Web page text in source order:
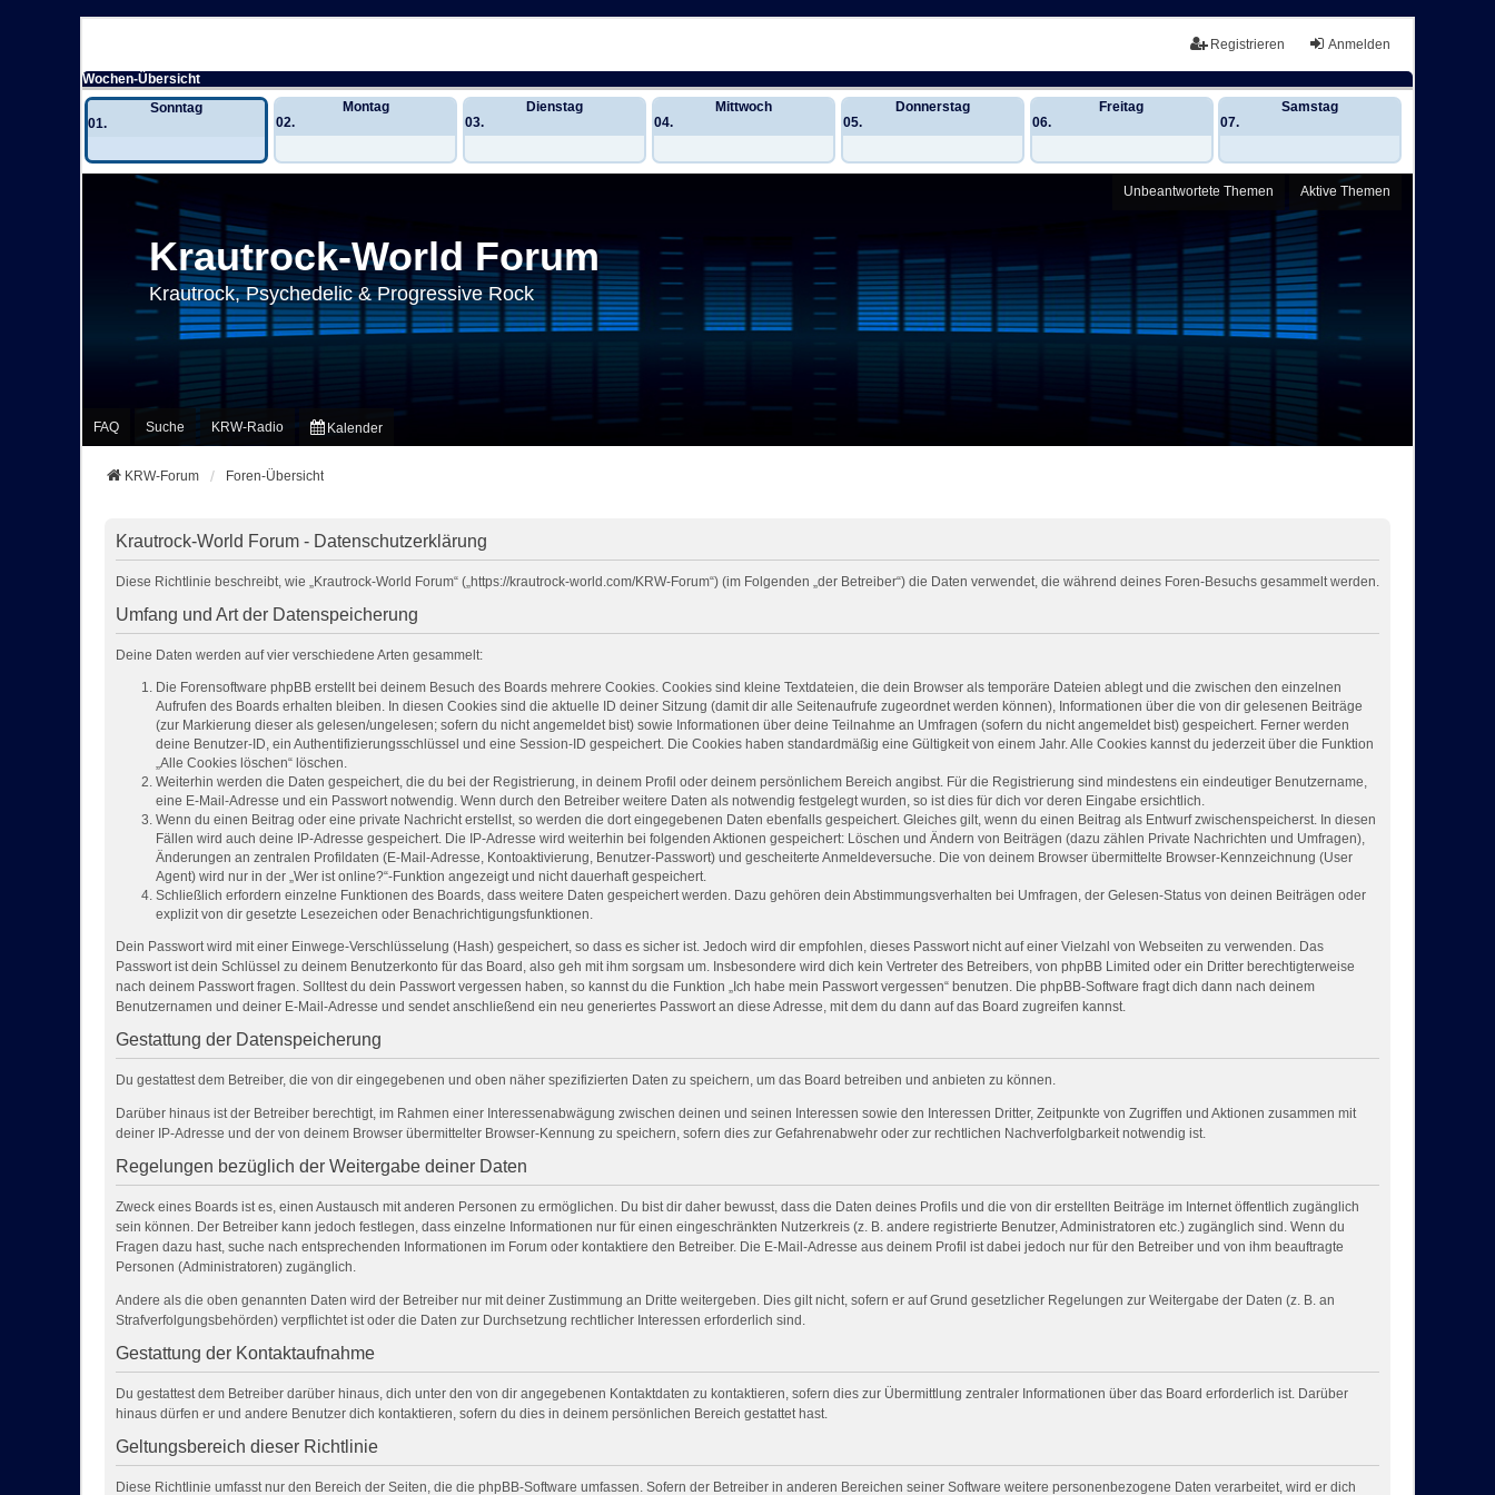
Anmelden
Registrieren
Wochen-Übersicht
Sonntag
01.
Montag
02.
Dienstag
03.
Mittwoch
04.
Donnerstag
05.
Freitag
06.
Samstag
07.
Unbeantwortete Themen Aktive Themen
Krautrock-World Forum
Krautrock, Psychedelic & Progressive Rock
FAQ Suche KRW-Radio Kalender
KRW-Forum Foren-Übersicht
Krautrock-World Forum - Datenschutzerklärung
Diese Richtlinie beschreibt, wie „Krautrock-World Forum“ („https://krautrock-world.com/KRW-Forum“) (im Folgenden „der Betreiber“) die Daten verwendet, die während deines Foren-Besuchs gesammelt werden.
Umfang und Art der Datenspeicherung
Deine Daten werden auf vier verschiedene Arten gesammelt:
Die Forensoftware phpBB erstellt bei deinem Besuch des Boards mehrere Cookies. Cookies sind kleine Textdateien, die dein Browser als temporäre Dateien ablegt und die zwischen den einzelnen
Aufrufen des Boards erhalten bleiben. In diesen Cookies sind die aktuelle ID deiner Sitzung (damit dir alle Seitenaufrufe zugeordnet werden können), Informationen über die von dir gelesenen Beiträge
(zur Markierung dieser als gelesen/ungelesen; sofern du nicht angemeldet bist) sowie Informationen über deine Teilnahme an Umfragen (sofern du nicht angemeldet bist) gespeichert. Ferner werden
deine Benutzer-ID, ein Authentifizierungsschlüssel und eine Session-ID gespeichert. Die Cookies haben standardmäßig eine Gültigkeit von einem Jahr. Alle Cookies kannst du jederzeit über die Funktion
„Alle Cookies löschen“ löschen.
Weiterhin werden die Daten gespeichert, die du bei der Registrierung, in deinem Profil oder deinem persönlichem Bereich angibst. Für die Registrierung sind mindestens ein eindeutiger Benutzername,
eine E-Mail-Adresse und ein Passwort notwendig. Wenn durch den Betreiber weitere Daten als notwendig festgelegt wurden, so ist dies für dich vor deren Eingabe ersichtlich.
Wenn du einen Beitrag oder eine private Nachricht erstellst, so werden die dort eingegebenen Daten ebenfalls gespeichert. Gleiches gilt, wenn du einen Beitrag als Entwurf zwischenspeicherst. In diesen
Fällen wird auch deine IP-Adresse gespeichert. Die IP-Adresse wird weiterhin bei folgenden Aktionen gespeichert: Löschen und Ändern von Beiträgen (dazu zählen Private Nachrichten und Umfragen),
Änderungen an zentralen Profildaten (E-Mail-Adresse, Kontoaktivierung, Benutzer-Passwort) und gescheiterte Anmeldeversuche. Die von deinem Browser übermittelte Browser-Kennzeichnung (User
Agent) wird nur in der „Wer ist online?“-Funktion angezeigt und nicht dauerhaft gespeichert.
Schließlich erfordern einzelne Funktionen des Boards, dass weitere Daten gespeichert werden. Dazu gehören dein Abstimmungsverhalten bei Umfragen, der Gelesen-Status von deinen Beiträgen oder
explizit von dir gesetzte Lesezeichen oder Benachrichtigungsfunktionen.
Dein Passwort wird mit einer Einwege-Verschlüsselung (Hash) gespeichert, so dass es sicher ist. Jedoch wird dir empfohlen, dieses Passwort nicht auf einer Vielzahl von Webseiten zu verwenden. Das
Passwort ist dein Schlüssel zu deinem Benutzerkonto für das Board, also geh mit ihm sorgsam um. Insbesondere wird dich kein Vertreter des Betreibers, von phpBB Limited oder ein Dritter berechtigterweise
nach deinem Passwort fragen. Solltest du dein Passwort vergessen haben, so kannst du die Funktion „Ich habe mein Passwort vergessen“ benutzen. Die phpBB-Software fragt dich dann nach deinem
Benutzernamen und deiner E-Mail-Adresse und sendet anschließend ein neu generiertes Passwort an diese Adresse, mit dem du dann auf das Board zugreifen kannst.
Gestattung der Datenspeicherung
Du gestattest dem Betreiber, die von dir eingegebenen und oben näher spezifizierten Daten zu speichern, um das Board betreiben und anbieten zu können.
Darüber hinaus ist der Betreiber berechtigt, im Rahmen einer Interessenabwägung zwischen deinen und seinen Interessen sowie den Interessen Dritter, Zeitpunkte von Zugriffen und Aktionen zusammen mit
deiner IP-Adresse und der von deinem Browser übermittelter Browser-Kennung zu speichern, sofern dies zur Gefahrenabwehr oder zur rechtlichen Nachverfolgbarkeit notwendig ist.
Regelungen bezüglich der Weitergabe deiner Daten
Zweck eines Boards ist es, einen Austausch mit anderen Personen zu ermöglichen. Du bist dir daher bewusst, dass die Daten deines Profils und die von dir erstellten Beiträge im Internet öffentlich zugänglich
sein können. Der Betreiber kann jedoch festlegen, dass einzelne Informationen nur für einen eingeschränkten Nutzerkreis (z. B. andere registrierte Benutzer, Administratoren etc.) zugänglich sind. Wenn du
Fragen dazu hast, suche nach entsprechenden Informationen im Forum oder kontaktiere den Betreiber. Die E-Mail-Adresse aus deinem Profil ist dabei jedoch nur für den Betreiber und von ihm beauftragte
Personen (Administratoren) zugänglich.
Andere als die oben genannten Daten wird der Betreiber nur mit deiner Zustimmung an Dritte weitergeben. Dies gilt nicht, sofern er auf Grund gesetzlicher Regelungen zur Weitergabe der Daten (z. B. an
Strafverfolgungsbehörden) verpflichtet ist oder die Daten zur Durchsetzung rechtlicher Interessen erforderlich sind.
Gestattung der Kontaktaufnahme
Du gestattest dem Betreiber darüber hinaus, dich unter den von dir angegebenen Kontaktdaten zu kontaktieren, sofern dies zur Übermittlung zentraler Informationen über das Board erforderlich ist. Darüber
hinaus dürfen er und andere Benutzer dich kontaktieren, sofern du dies in deinem persönlichen Bereich gestattet hast.
Geltungsbereich dieser Richtlinie
Diese Richtlinie umfasst nur den Bereich der Seiten, die die phpBB-Software umfassen. Sofern der Betreiber in anderen Bereichen seiner Software weitere personenbezogene Daten verarbeitet, wird er dich